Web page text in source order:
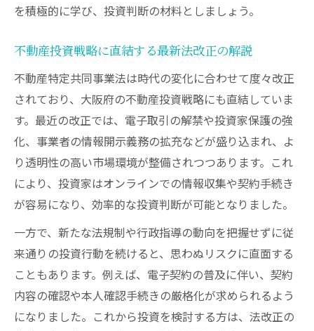
を積極的に学び、投資判断の材料としましょう。
不動産投資戦略に直結する最新法改正の解説
不動産特定共同事業法は時代の変化に合わせて度々改正
されており、大阪府の不動産投資戦略にも直結していま
す。最近の改正では、電子取引の解禁や投資家保護の強
化、事業者の情報開示義務の拡充などが盛り込まれ、よ
り透明性の高い市場環境が整備されつつあります。これ
により、投資家はオンラインでの情報収集や契約手続き
が容易になり、効率的な投資判断が可能となりました。
一方で、新たな法規制や行政指導の動向を把握せずに従
来通りの投資行動を続けると、思わぬリスクに直面する
こともあります。例えば、電子契約の普及に伴い、契約
内容の確認や本人確認手続きの厳格化が求められるよう
になりました。これから投資を検討する方は、法改正の